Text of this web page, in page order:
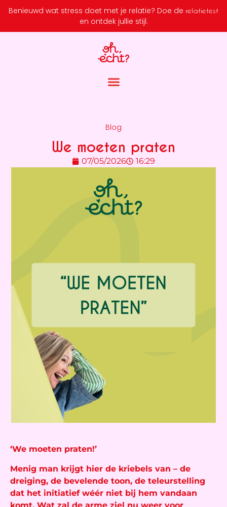
Benieuwd wat stress doet met je relatie? Doe de relatietest
en ontdek jullie stijl.
Blog
We moeten praten
07/05/2026 16:29
‘We moeten praten!’
Menig man krijgt hier de kriebels van – de
dreiging, de bevelende toon, de teleurstelling
dat het initiatief wéér niet bij hem vandaan
komt. Wat zal de arme ziel nu weer voor